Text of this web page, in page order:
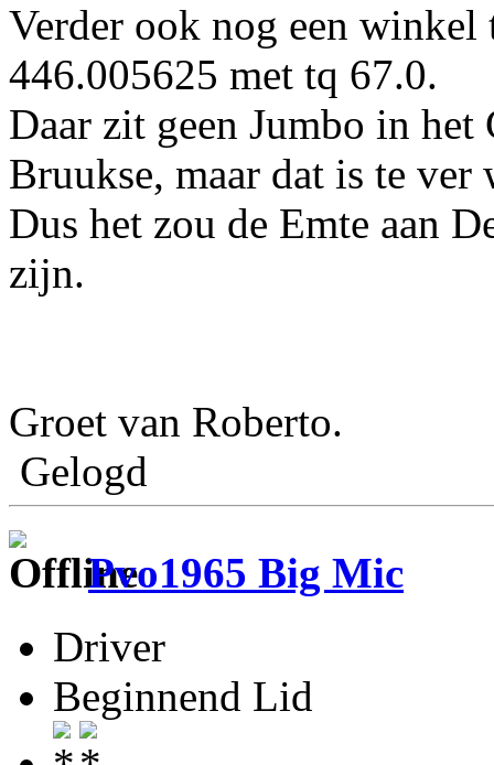
Verder ook nog een winkel
446.005625 met tq 67.0.
Daar zit geen Jumbo in
Bruukse, maar dat is te ver
Dus het zou de Emte aan
zijn.
Groet van Roberto.
Gelogd
Pvo1965 Big Mic
Driver
Beginnend Lid